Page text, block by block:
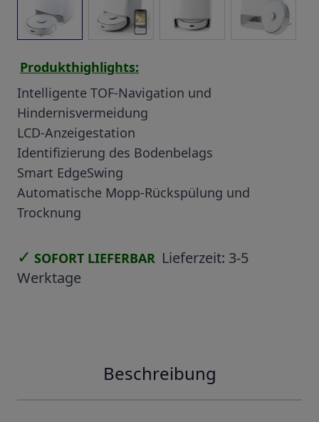
Produkthighlights:
Intelligente TOF-Navigation und
Hindernisvermeidung
LCD-Anzeigestation
Identifizierung des Bodenbelags
Smart EdgeSwing
Automatische Mopp-Rückspülung und
Trocknung
✓ SOFORT LIEFERBAR Lieferzeit: 3-5
Werktage
Beschreibung